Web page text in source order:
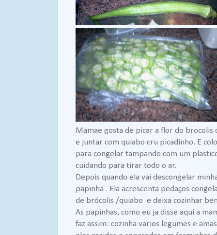
Mamae gosta de picar a flor do brocolis
e juntar com quiabo cru picadinho. E
para congelar tampando com um
cuidando para tirar todo o ar.
Depois quando ela vai descongelar
papinha . Ela acrescenta pedaços
de brócolis /quiabo e deixa cozinhar
As papinhas, como eu ja disse aqui a
faz assim: cozinha varios legumes e